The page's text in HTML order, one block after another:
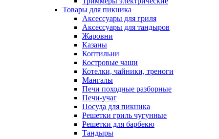
Товары для пикника
Аксессуары для гриля
Аксессуары для тандыров
Жаровни
Казаны
Коптильни
Костровые чаши
Котелки, чайники, треноги
Мангалы
Печи походные разборные
Печи-учаг
Посуда для пикника
Решетки гриль чугунные
Решетки для барбекю
Тандыры